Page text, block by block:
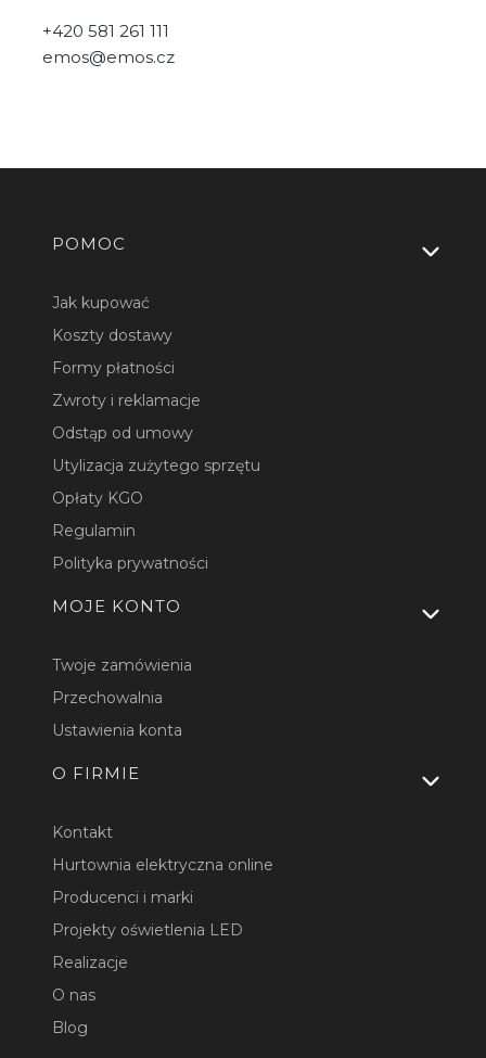
+420 581 261 111
emos@emos.cz
Linki w stopce
POMOC
Jak kupować
Koszty dostawy
Formy płatności
Zwroty i reklamacje
Odstąp od umowy
Utylizacja zużytego sprzętu
Opłaty KGO
Regulamin
Polityka prywatności
MOJE KONTO
Twoje zamówienia
Przechowalnia
Ustawienia konta
O FIRMIE
Kontakt
Hurtownia elektryczna online
Producenci i marki
Projekty oświetlenia LED
Realizacje
O nas
Blog